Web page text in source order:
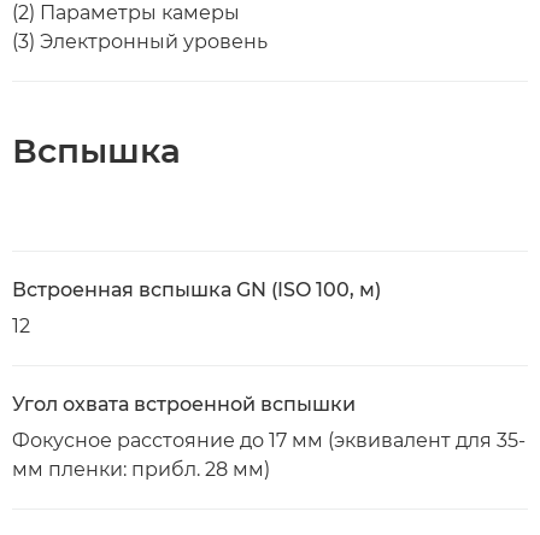
(2) Параметры камеры
(3) Электронный уровень
Вспышка
Встроенная вспышка GN (ISO 100, м)
12
Угол охвата встроенной вспышки
Фокусное расстояние до 17 мм (эквивалент для 35-
мм пленки: прибл. 28 мм)